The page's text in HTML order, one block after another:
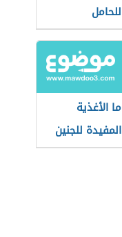
للحامل
ما الأغذية
المفيدة للجنين